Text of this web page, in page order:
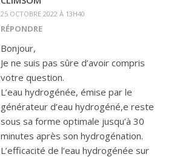
25 OCTOBRE 2022 À 13H40
RÉPONDRE
Bonjour,
Je ne suis pas sûre d’avoir compris
votre question.
L’eau hydrogénée, émise par le
générateur d’eau hydrogéné,e reste
sous sa forme optimale jusqu’à 30
minutes après son hydrogénation.
L’efficacité de l’eau hydrogénée sur